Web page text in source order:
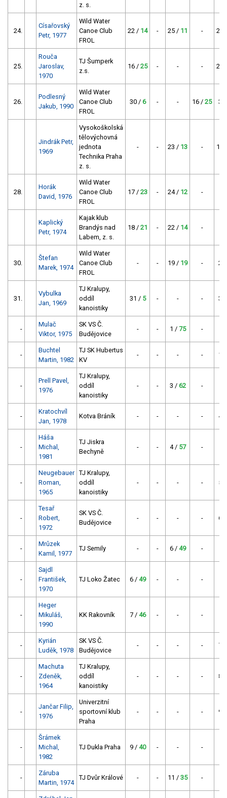
z. s.
24.
Císařovský
Petr, 1977
Wild Water
Canoe Club
FROL
22 / 14 - 25 / 11 - 23
25.
Rouča
Jaroslav,
1970
TJ Šumperk
z.s.
16 / 25 - - - 24
26.
Podlesný
Jakub, 1990
Wild Water
Canoe Club
FROL
30 / 6 - - 16 / 25
Jindrák Petr,
1969
Vysokoškolská
tělovýchovná
jednota
Technika Praha
z. s.
- - 23 / 13 - 17
28.
Horák
David, 1976
Wild Water
Canoe Club
FROL
17 / 23 - 24 / 12 -
Kaplický
Petr, 1974
Kajak klub
Brandýs nad
Labem, z. s.
18 / 21 - 22 / 14 -
30.
Štefan
Marek, 1974
Wild Water
Canoe Club
FROL
- - 19 / 19 -
31.
Vybulka
Jan, 1969
TJ Kralupy,
oddíl
kanoistiky
31 / 5 - - -
-
Mulač
Viktor, 1975
SK VS Č.
Budějovice
- - 1 / 75 -
-
Buchtel
Martin, 1982
TJ SK Hubertus
KV
- - - - 1 /
-
Prell Pavel,
1976
TJ Kralupy,
oddíl
kanoistiky
- - 3 / 62 -
-
Kratochvíl
Jan, 1978
Kotva Bráník - - - - 4 /
-
Háša
Michal,
1981
TJ Jiskra
Bechyně
- - 4 / 57 -
-
Neugebauer
Roman,
1965
TJ Kralupy,
oddíl
kanoistiky
- - - - 5 /
-
Tesař
Robert,
1972
SK VS Č.
Budějovice
- - - - 6 /
-
Mrůzek
Kamil, 1977
TJ Semily - - 6 / 49 -
-
Sajdl
František,
1970
TJ Loko Žatec 6 / 49 - - -
-
Heger
Mikuláš,
1990
KK Rakovník 7 / 46 - - -
-
Kyrián
Luděk, 1978
SK VS Č.
Budějovice
- - - - 7 /
-
Machuta
Zdeněk,
1964
TJ Kralupy,
oddíl
kanoistiky
- - - - 8 /
-
Jančar Filip,
1976
Univerzitní
sportovní klub
Praha
- - - - 9 /
-
Šrámek
Michal,
1982
TJ Dukla Praha 9 / 40 - - -
-
Záruba
Martin, 1974
TJ Dvůr Králové - - 11 / 35 -